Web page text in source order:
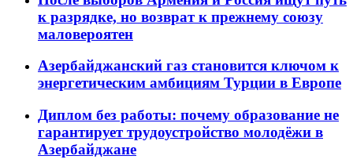
к разрядке, но возврат к прежнему союзу
маловероятен
Азербайджанский газ становится ключом к
энергетическим амбициям Турции в Европе
Диплом без работы: почему образование не
гарантирует трудоустройство молодёжи в
Азербайджане